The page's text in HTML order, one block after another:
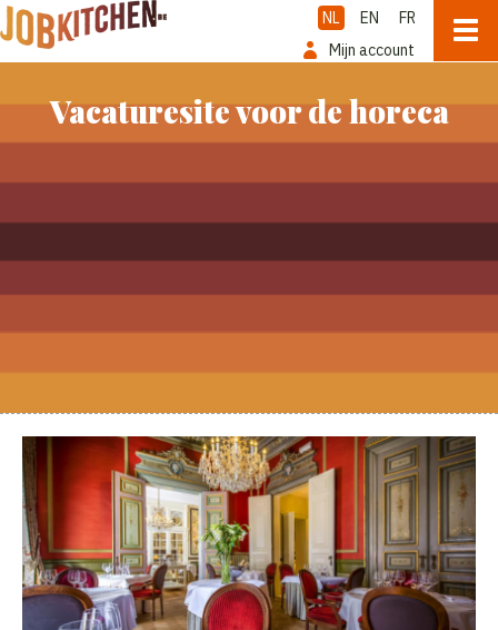
NL EN
FR
Mijn account
Vacaturesite voor de horeca